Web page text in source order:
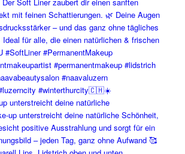
unterstreicht deine natürliche